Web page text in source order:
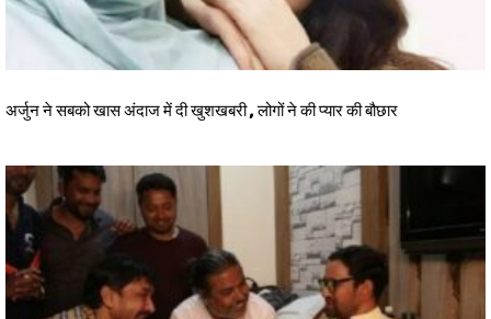
अर्जुन ने सबको खास अंदाज में दी खुशखबरी , लोगों ने की प्यार की बौछार